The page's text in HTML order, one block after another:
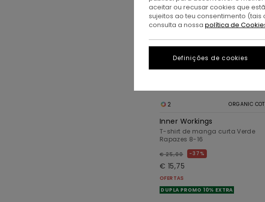
2 ORGANIC
Inner Workings
T-shirt de manga curta Verde
Rapazes 8-16
€ 25,00 37%
€ 15,75
OFERTAS
DUPLA PROMO 10% EXTRA
aceitar ou recusar cookies que
sujeitos ao teu consentimento
consulta a nossa política de
Definições de cookies